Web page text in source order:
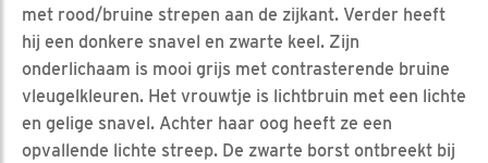
met rood/bruine strepen aan de zijkant. Verder heeft
hij een donkere snavel en zwarte keel. Zijn
onderlichaam is mooi grijs met contrasterende bruine
vleugelkleuren. Het vrouwtje is lichtbruin met een lichte
en gelige snavel. Achter haar oog heeft ze een
opvallende lichte streep. De zwarte borst ontbreekt bij